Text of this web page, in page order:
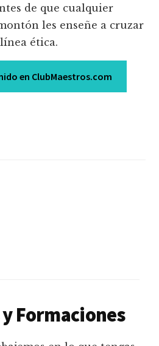
de que cualquier
les enseñe a cruzar
ética.
en ClubMaestros.com
Formaciones